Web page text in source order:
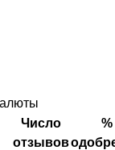
Число
отзывов
%